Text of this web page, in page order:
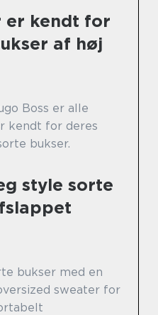
er kendt for
af høj
Boss er alle
kendt for deres
bukser.
style sorte
bukser med en
sweater for